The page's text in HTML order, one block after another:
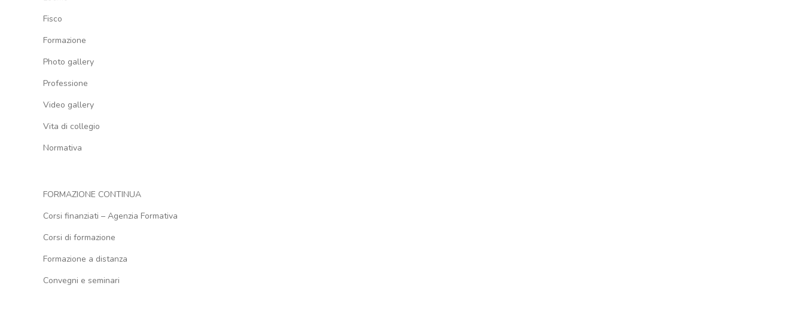
Fisco
Formazione
Photo gallery
Professione
Video gallery
Vita di collegio
Normativa
FORMAZIONE CONTINUA
Corsi finanziati – Agenzia Formativa
Corsi di formazione
Formazione a distanza
Convegni e seminari